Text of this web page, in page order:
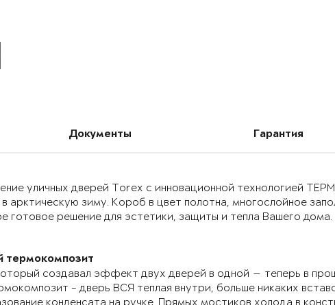
Документы Гарантия
уличных дверей Torex с инновационной технологией
арктическую зиму. Короб в цвет полотна, многослойное
готовое решение для эстетики, защиты и тепла Вашего дома.
термокомпозит
создавал эффект двух дверей в одной — теперь в
- дверь ВСЯ теплая внутри, больше никаких
конденсата на ручке. Прямых мостиков холода в